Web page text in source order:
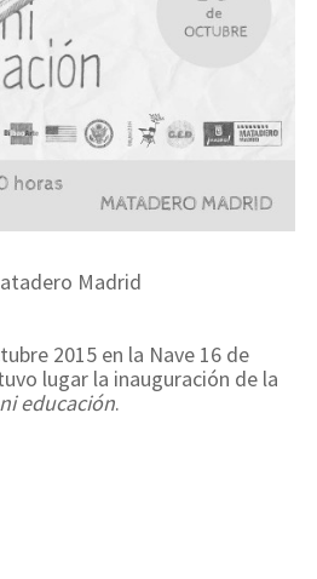
Madrid
2015 en la Nave 16 de
lugar la inauguración de la
educación.